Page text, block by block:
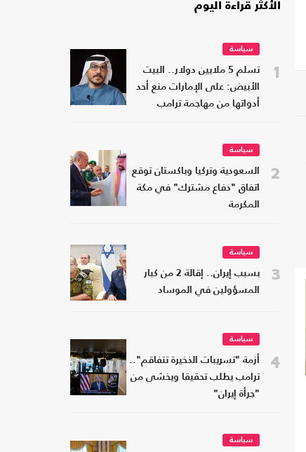
الأكثر قراءة اليوم
1
سياسة
تسلم 5 ملايين دولار.. البيت
الأبيض: على الإمارات منع أحد
أدواتها من مهاجمة ترامب
2
سياسة
السعودية وتركيا وباكستان توقع
اتفاق "دفاع مشترك" في مكة
المكرمة
3
سياسة
بسبب إيران.. إقالة 2 من كبار
المسؤولين في الموساد
4
سياسة
أزمة "تسريبات الذخيرة تتفاقم"..
ترامب يطلب تحقيقا ويخشى من
"جرأة إيران"
سياسة